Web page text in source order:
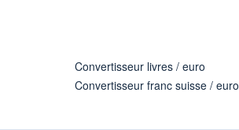
Convertisseur livres / euro
Convertisseur franc suisse / euro